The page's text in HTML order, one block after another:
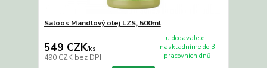
Saloos Mandlový olej LZS, 500ml
549 CZK/ks
490 CZK bez DPH
u dodavatele -
naskladníme do 3
pracovních dnů